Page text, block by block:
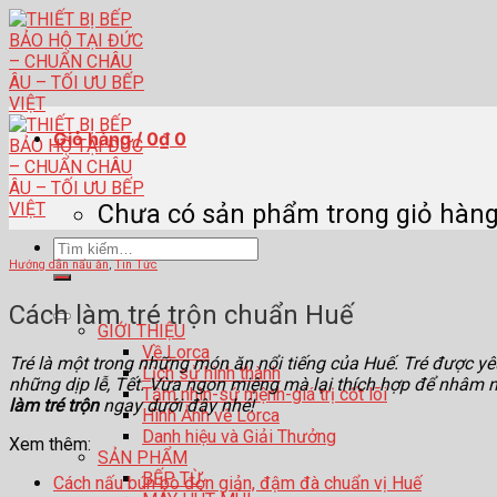
Skip
to
content
Tìm
kiếm:
GIỚI THIỆU
Về Lorca
Lịch sử hình thành
Tầm nhìn-sứ mệnh-giá trị cốt lõi
Hình Ảnh về Lorca
Danh hiệu và Giải Thưởng
SẢN PHẨM
BẾP TỪ
Giỏ hàng /0₫ 0
Chưa có sản phẩm trong giỏ
Hướng dẫn nấu ăn,Tin Tức
Cách làm tré trộn chuẩn Huế
Tré là một trong những món ăn nổi tiếng của Huế. Tré được
những dịp lễ, Tết. Vừa ngon miệng mà lại thích hợp để
làm tré trộnngay dưới đây nhé!
Xem thêm:
Cách nấu bún bò đơn giản, đậm đà chuẩn vị Huế